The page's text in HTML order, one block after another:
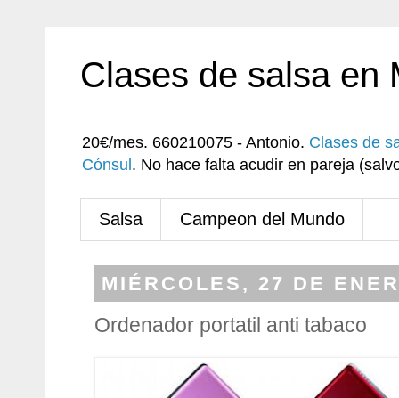
Clases de salsa en
20€/mes. 660210075 - Antonio. Clases de
Cónsul . No hace falta acudir en pareja
Salsa Campeon del Mundo
MIÉRCOLES, 27 DE
Ordenador portatil anti tabaco